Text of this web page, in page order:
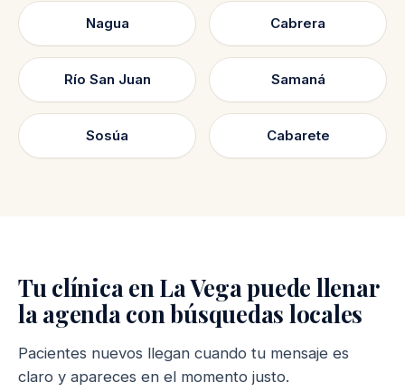
Nagua Cabrera
Río San Juan Samaná
Sosúa Cabarete
Tu clínica en La Vega puede llenar
la agenda con búsquedas locales
Pacientes nuevos llegan cuando tu mensaje es
claro y apareces en el momento justo.